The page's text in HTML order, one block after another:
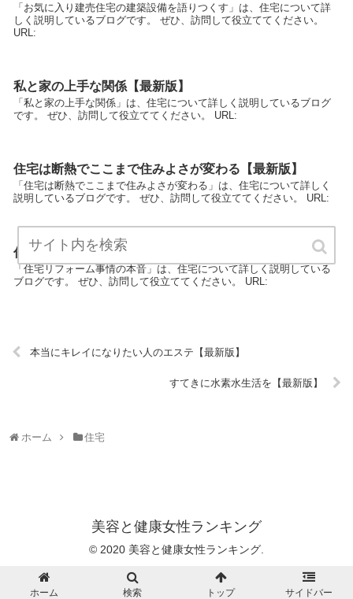
「お気に入り建売住宅の建築設備を語りつくす」は、住宅について詳
しく説明しているブログです。 ぜひ、訪問して役立ててください。
URL:
私と家の上手な関係【最新版】
「私と家の上手な関係」は、住宅について詳しく説明しているブログ
です。 ぜひ、訪問して役立ててください。 URL:
住宅は断熱でここまで住みよさが変わる【最新版】
「住宅は断熱でここまで住みよさが変わる」は、住宅について詳しく
説明しているブログです。 ぜひ、訪問して役立ててください。 URL:
住宅リフォーム事情の本音【最新版】
「住宅リフォーム事情の本音」は、住宅について詳しく説明している
ブログです。 ぜひ、訪問して役立ててください。 URL:
本当にキレイになりたい人のエステ【最新版】
すてきに水素水生活を【最新版】
ホーム 住宅
美容と健康女性ランキング
© 2020 美容と健康女性ランキング.
ホーム 検索 トップ サイドバー